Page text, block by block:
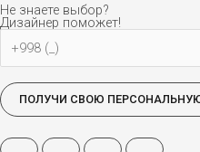
Не знаете выбор?
Дизайнер поможет!